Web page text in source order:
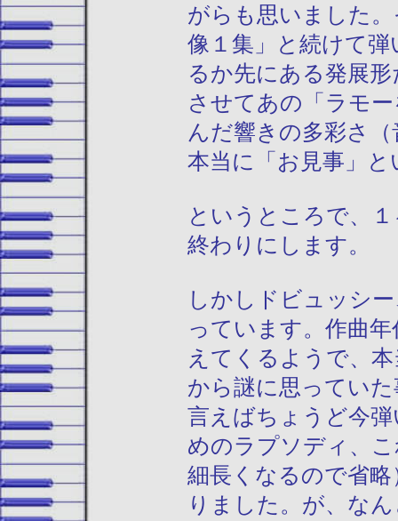
がらも思いました
像１集」と続けて
るか先にある発展
させてあの「ラモ
んだ響きの多彩さ
本当に「お見事」
というところで、
終わりにします。
しかしドビュッシ
っています。作曲
えてくるようで、
から謎に思ってい
言えばちょうど今
めのラプソディ、
細長くなるので省
りました。が、な